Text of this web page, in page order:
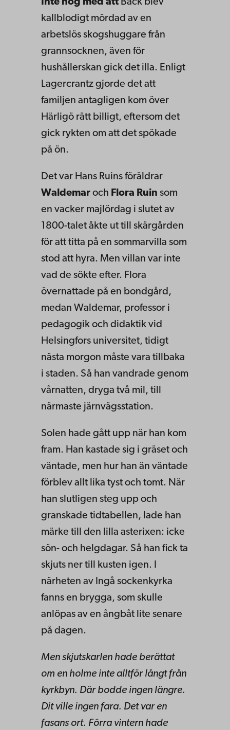
kallblodigt mördad av en
arbetslös skogshuggare från
grannsocknen, även för
hushållerskan gick det illa. Enligt
Lagercrantz gjorde det att
familjen antagligen kom över
Härligö rätt billigt, eftersom det
gick rykten om att det spökade
på ön.
Det var Hans Ruins föräldrar
Waldemar och Flora Ruin som
en vacker majlördag i slutet av
1800-talet åkte ut till skärgården
för att titta på en sommarvilla som
stod att hyra. Men villan var inte
vad de sökte efter. Flora
övernattade på en bondgård,
medan Waldemar, professor i
pedagogik och didaktik vid
Helsingfors universitet, tidigt
nästa morgon måste vara tillbaka
i staden. Så han vandrade genom
vårnatten, dryga två mil, till
närmaste järnvägsstation.
Solen hade gått upp när han kom
fram. Han kastade sig i gräset och
väntade, men hur han än väntade
förblev allt lika tyst och tomt. När
han slutligen steg upp och
granskade tidtabellen, lade han
märke till den lilla asterixen: icke
sön- och helgdagar. Så han fick ta
skjuts ner till kusten igen. I
närheten av Ingå sockenkyrka
fanns en brygga, som skulle
anlöpas av en ångbåt lite senare
på dagen.
Men skjutskarlen hade berättat
om en holme inte alltför långt från
kyrkbyn. Där bodde ingen längre.
Dit ville ingen fara. Det var en
fasans ort. Förra vintern hade